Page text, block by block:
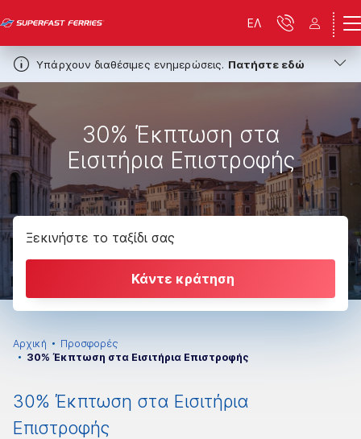
Υπάρχουν διαθέσιμες ενημερώσεις. Πατήστε εδώ
ΕΛ
30% Έκπτωση στα
Εισιτήρια Επιστροφής
Ξεκινήστε το ταξίδι σας
Κάντε κράτηση
Αρχική
Προσφορές
30% Έκπτωση στα Εισιτήρια Επιστροφής
30% Έκπτωση στα Εισιτήρια
Επιστροφής